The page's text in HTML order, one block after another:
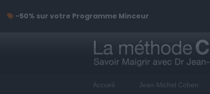
Accueil Jean-Michel Cohen
-50% sur votre Programme Minceur